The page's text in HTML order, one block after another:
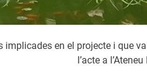
en el projecte i que
l’acte a